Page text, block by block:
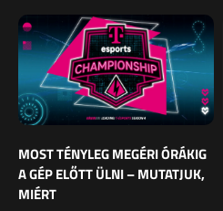
MOST TÉNYLEG MEGÉRI ÓRÁKIG
A GÉP ELŐTT ÜLNI – MUTATJUK,
MIÉRT